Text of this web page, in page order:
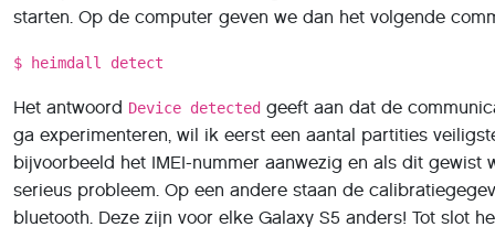
$ heimdall detect
Het antwoord Device detected
bijvoorbeeld het IMEI-nummer aanwezig en als dit gewist
serieus probleem. Op een andere staan de
bluetooth. Deze zijn voor elke Galaxy S5 anders! Tot slot
mij gevraagd om te kijken of er nog foto’s aanwezig zijn.
het opvragen van de PIT – dePartition Information Table –